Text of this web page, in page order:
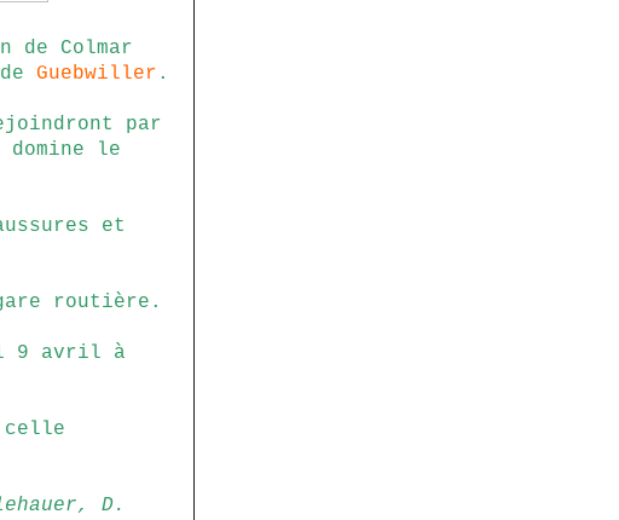
de Colmar
Guebwiller .
par
domine le
et
routière.
9 avril à
celle
D.